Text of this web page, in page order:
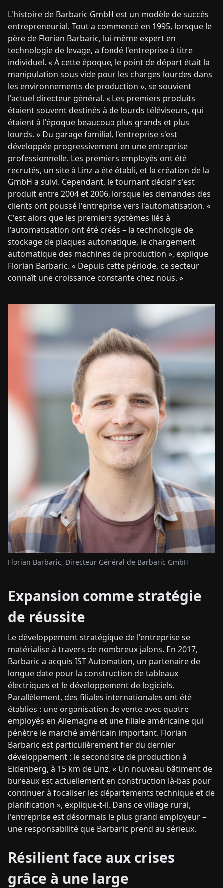
L'histoire de Barbaric GmbH est un modèle de succès
entrepreneurial. Tout a commencé en 1995, lorsque le
père de Florian Barbaric, lui-même expert en
technologie de levage, a fondé l'entreprise à titre
individuel. « À cette époque, le point de départ était la
manipulation sous vide pour les charges lourdes dans
les environnements de production », se souvient
l'actuel directeur général. « Les premiers produits
étaient souvent destinés à de lourds téléviseurs, qui
étaient à l'époque beaucoup plus grands et plus
lourds. » Du garage familial, l'entreprise s'est
développée progressivement en une entreprise
professionnelle. Les premiers employés ont été
recrutés, un site à Linz a été établi, et la création de la
GmbH a suivi. Cependant, le tournant décisif s'est
produit entre 2004 et 2006, lorsque les demandes des
clients ont poussé l'entreprise vers l'automatisation. «
C'est alors que les premiers systèmes liés à
l'automatisation ont été créés – la technologie de
stockage de plaques automatique, le chargement
automatique des machines de production », explique
Florian Barbaric. « Depuis cette période, ce secteur
connaît une croissance constante chez nous. »
Florian Barbaric, Directeur Général de Barbaric GmbH
Expansion comme stratégie
de réussite
Le développement stratégique de l'entreprise se
matérialise à travers de nombreux jalons. En 2017,
Barbaric a acquis IST Automation, un partenaire de
longue date pour la construction de tableaux
électriques et le développement de logiciels.
Parallèlement, des filiales internationales ont été
établies : une organisation de vente avec quatre
employés en Allemagne et une filiale américaine qui
pénètre le marché américain important. Florian
Barbaric est particulièrement fier du dernier
développement : le second site de production à
Eidenberg, à 15 km de Linz. « Un nouveau bâtiment de
bureaux est actuellement en construction là-bas pour
continuer à focaliser les départements technique et de
planification », explique-t-il. Dans ce village rural,
l'entreprise est désormais le plus grand employeur –
une responsabilité que Barbaric prend au sérieux.
Résilient face aux crises
grâce à une large